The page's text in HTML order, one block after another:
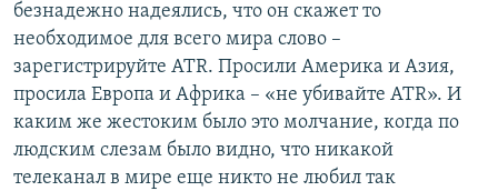
безнадежно надеялись, что он скажет то
необходимое для всего мира слово –
зарегистрируйте ATR. Просили Америка и Азия,
просила Европа и Африка – «не убивайте ATR». И
каким же жестоким было это молчание, когда по
людским слезам было видно, что никакой
телеканал в мире еще никто не любил так